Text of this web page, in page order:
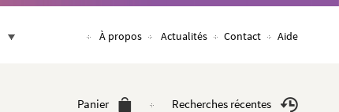
À propos Actualités Contact Aide
Panier Recherches récentes